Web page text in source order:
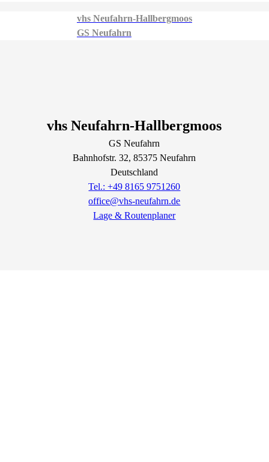
vhs Neufahrn-Hallbergmoos
GS Neufahrn
vhs Neufahrn-Hallbergmoos
GS Neufahrn
Bahnhofstr.32, 85375Neufahrn
Deutschland
Tel.: +49 8165 9751260
office@vhs-neufahrn.de
Lage & Routenplaner